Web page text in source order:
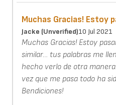
Muchas Gracias! Estoy
Jacke (unverified)10 Jul 2021
Muchas Gracias! Estoy
similar… tus palabras me
hecho verlo de otra
vez que me pasa todo ha
Bendiciones!